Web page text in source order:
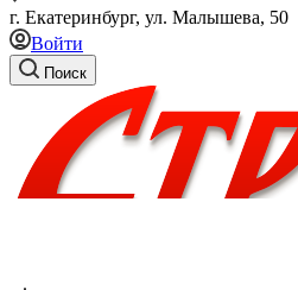
г. Екатеринбург, ул. Малышева, 50
Войти
Поиск